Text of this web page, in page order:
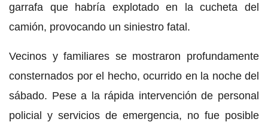
garrafa que habría explotado en la cucheta del
camión, provocando un siniestro fatal.
Vecinos y familiares se mostraron profundamente
consternados por el hecho, ocurrido en la noche del
sábado. Pese a la rápida intervención de personal
policial y servicios de emergencia, no fue posible